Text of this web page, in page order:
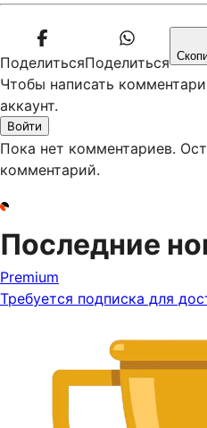
ПоделитьсяПоделиться
Чтобы написать
аккаунт.
Войти
Пока нет комментариев.
комментарий.
Последние
Premium
Требуется подписка для